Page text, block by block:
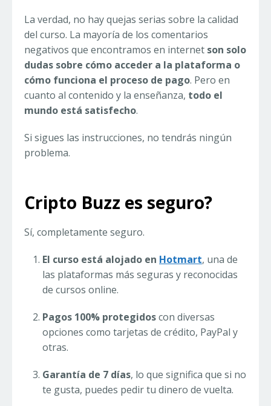
La verdad, no hay quejas serias sobre la calidad
del curso. La mayoría de los comentarios
negativos que encontramos en internet son solo
dudas sobre cómo acceder a la plataforma o
cómo funciona el proceso de pago. Pero en
cuanto al contenido y la enseñanza, todo el
mundo está satisfecho.
Si sigues las instrucciones, no tendrás ningún
problema.
Cripto Buzz es seguro?
Sí, completamente seguro.
El curso está alojado en Hotmart, una de
las plataformas más seguras y reconocidas
de cursos online.
Pagos 100% protegidoscon diversas
opciones como tarjetas de crédito, PayPal y
otras.
Garantía de 7 días, lo que significa que si no
te gusta, puedes pedir tu dinero de vuelta.